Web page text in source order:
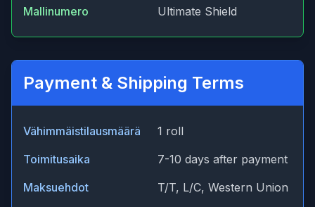
Mallinumero
Ultimate Shield
Payment & Shipping Terms
Vähimmäistilausmäärä
1 roll
Toimitusaika
7-10 days after payment
Maksuehdot
T/T, L/C, Western Union